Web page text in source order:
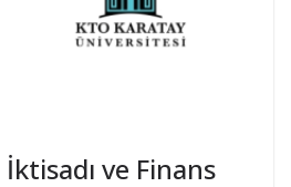
ve Finans